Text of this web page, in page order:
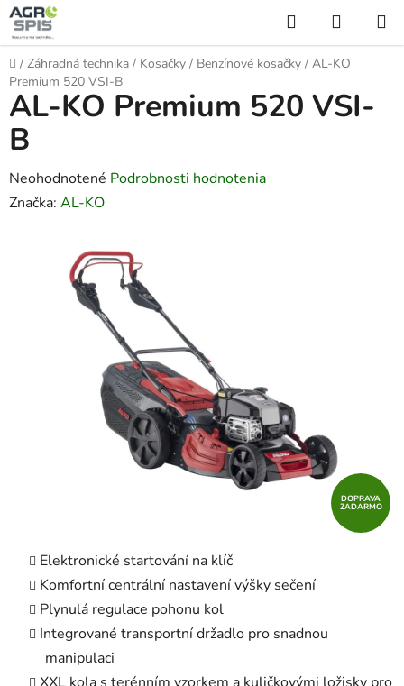
Prejsť
na
obsah
Hľadať
KOŠÍK
Domov
/ Záhradná technika / Kosačky / Benzínové kosačky / AL-KO
Premium 520 VSI-B
Elektronické startování na klíč
Komfortní centrální nastavení výšky sečení
Plynulá regulace pohonu kol
Integrované transportní držadlo pro snadnou
manipulaci
AL-KO Premium 520 VSI-
B
Priemerné
hodnotenie
Neohodnotené Podrobnosti hodnotenia
Značka: AL-KO
DOPRAVA
ZADARMO